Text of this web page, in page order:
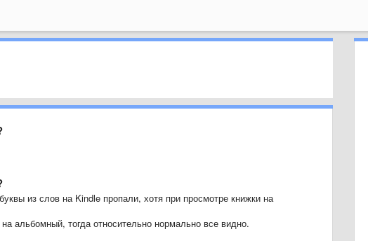
из слов на Kindle пропали, хотя при просмотре книжки на
альбомный, тогда относительно нормально все видно.